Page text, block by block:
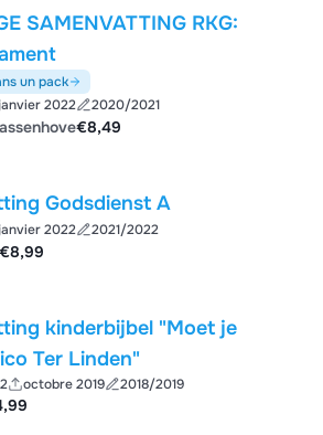
SAMENVATTING RKG:
un pack
janvier 2022 2020/2021
€8,49
Godsdienst A
janvier 2022 2021/2022
€8,99
kinderbijbel "Moet je
Ter Linden"
octobre 2019 2018/2019